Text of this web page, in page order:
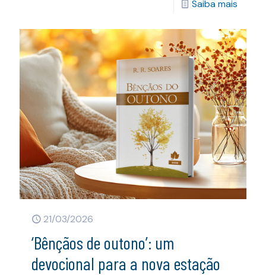
Saiba mais
21/03/2026
‘Bênçãos de outono’: um
devocional para a nova estação